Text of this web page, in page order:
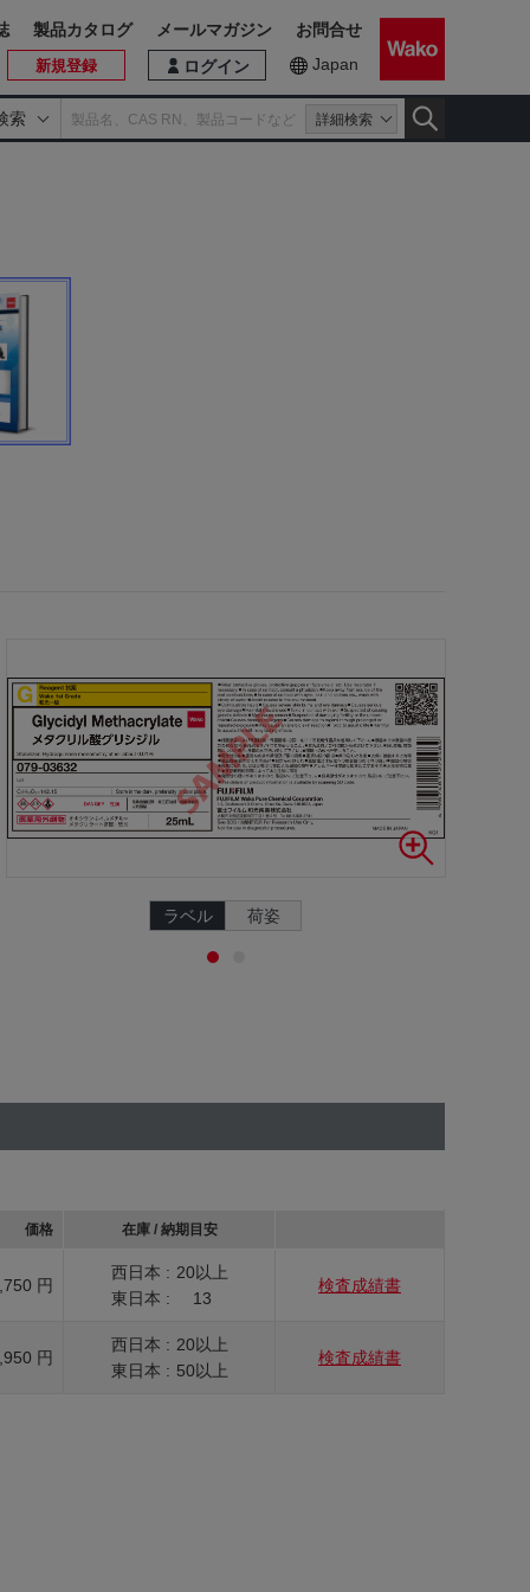
索 詳細検索
ログイン
新規登録 Japan
製品カタログ メールマガジン お問合せ
ラベル 荷姿
価格 在庫 / 納期目安
円
西日本 : 20以上
東日本 :
13
検査成績書
円
西日本 : 20以上
東日本 : 50以上
検査成績書